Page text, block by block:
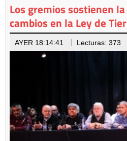
Los gremios sostienen
cambios en la Ley de
AYER 18:14:41 Lecturas: 373